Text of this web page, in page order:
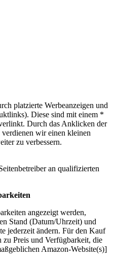
platzierte Werbeanzeigen und
Diese sind mit einem *
Durch das Anklicken der
wir einen kleinen
zu verbessern.
an qualifizierten
angezeigt werden,
Stand (Datum/Uhrzeit) und
jederzeit ändern. Für den Kauf
zu Preis und Verfügbarkeit, die
Amazon-Website(s)]